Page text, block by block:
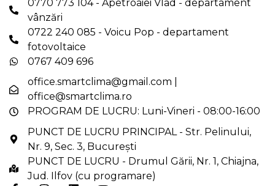
0770 773 104 - Apetroaiei Vlad - departament
vânzări
0722 240 085 - Voicu Pop - departament
fotovoltaice
0767 409 696
office.smartclima@gmail.com
office@smartclima.ro
PROGRAM DE LUCRU: Luni-Vineri - 08:00-16:00
PUNCT DE LUCRU PRINCIPAL - Str. Pelinului,
Nr. 9, Sec. 3, București
PUNCT DE LUCRU - Drumul Gării, Nr. 1, Chiajna,
Jud. Ilfov (cu programare)